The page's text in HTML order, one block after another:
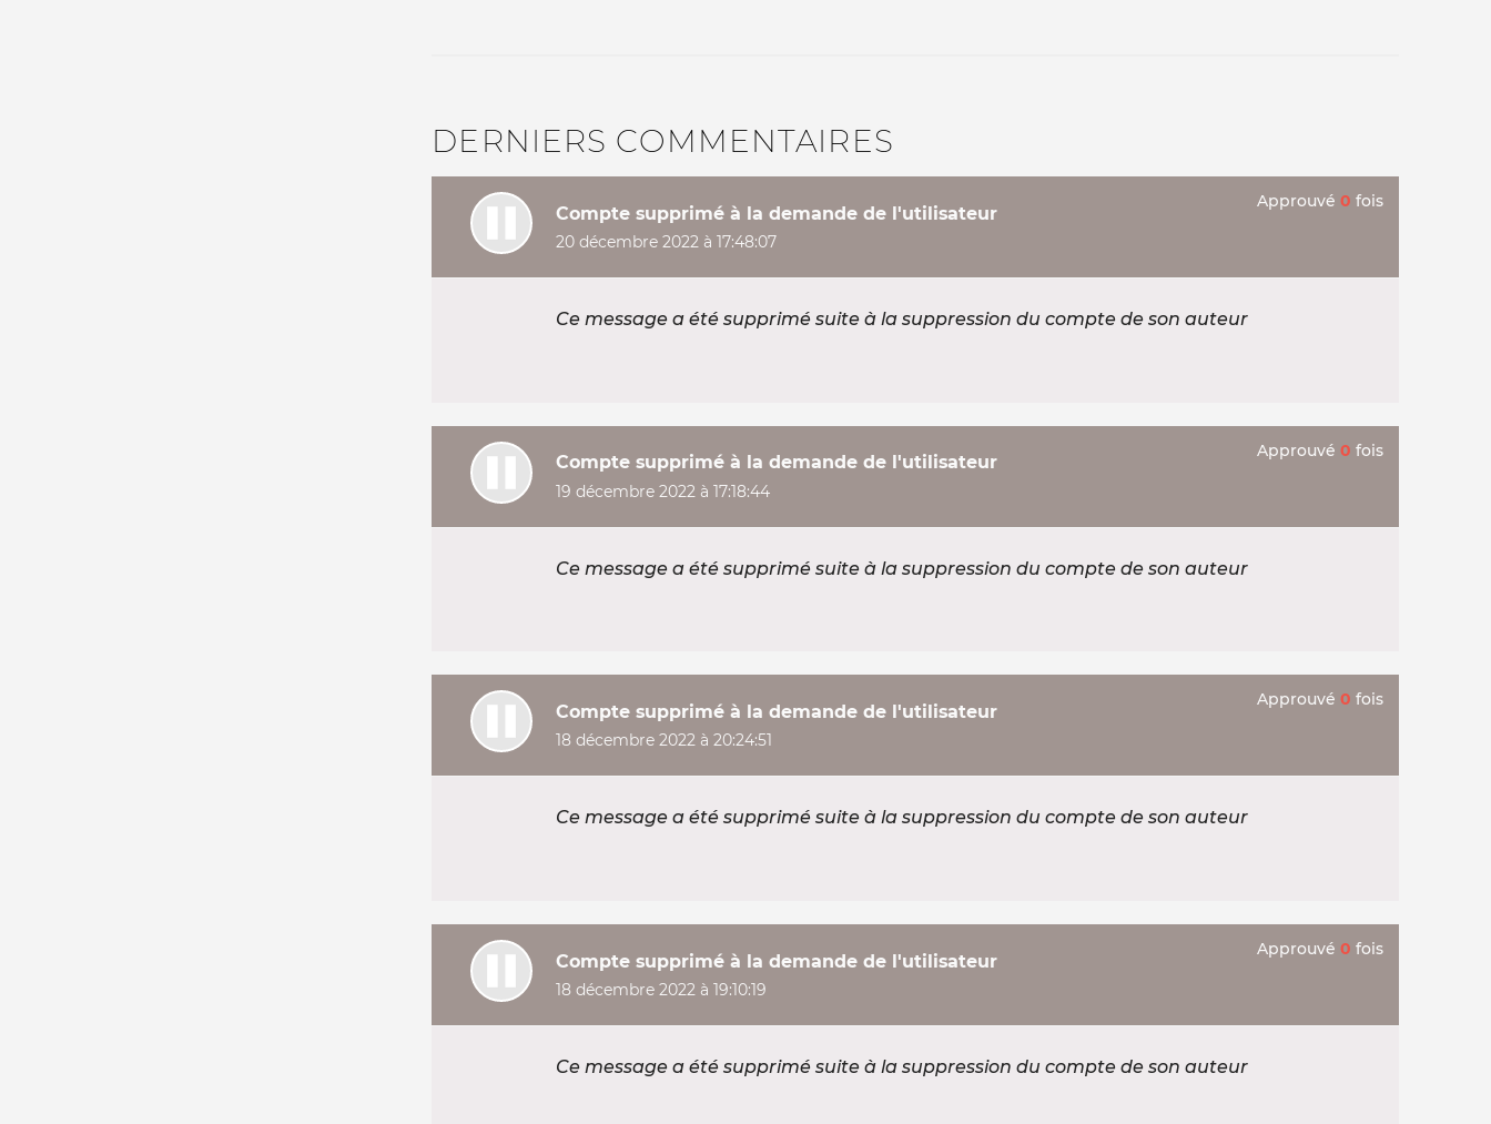
DERNIERS COMMENTAIRES
Compte supprimé à la demande de l'utilisateur
20 décembre 2022 à 17:48:07
Approuvé 0 fois
Ce message a été supprimé suite à la suppression du compte de son auteur
Compte supprimé à la demande de l'utilisateur
19 décembre 2022 à 17:18:44
Approuvé 0 fois
Ce message a été supprimé suite à la suppression du compte de son auteur
Compte supprimé à la demande de l'utilisateur
18 décembre 2022 à 20:24:51
Approuvé 0 fois
Ce message a été supprimé suite à la suppression du compte de son auteur
Compte supprimé à la demande de l'utilisateur
18 décembre 2022 à 19:10:19
Approuvé 0 fois
Ce message a été supprimé suite à la suppression du compte de son auteur